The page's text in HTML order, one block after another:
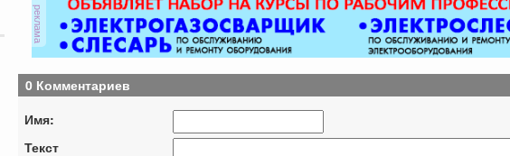
реклама
0 Комментариев
Имя:
Текст